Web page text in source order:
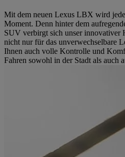
Mit dem neuen Lexus LBX wird
Moment. Denn hinter dem
SUV verbirgt sich unser innovativer
nicht nur für das unverwechselbare
Ihnen auch volle Kontrolle und
Fahren sowohl in der Stadt als auch